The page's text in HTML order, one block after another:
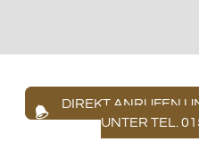
DIREKT ANRUFEN
UNTER TEL.